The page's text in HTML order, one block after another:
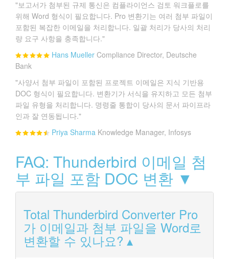
"보고서가 첨부된 규제 통신은 컴플라이언스 검토 워크플로를
위해 Word 형식이 필요합니다. Pro 변환기는 여러 첨부 파일이
포함된 복잡한 이메일을 처리합니다. 일괄 처리가 당사의 처리
량 요구 사항을 충족합니다."
Hans Mueller Compliance Director, Deutsche
Bank
"사양서 첨부 파일이 포함된 프로젝트 이메일은 지식 기반용
DOC 형식이 필요합니다. 변환기가 서식을 유지하고 모든 첨부
파일 유형을 처리합니다. 명령줄 통합이 당사의 문서 파이프라
인과 잘 연동됩니다."
Priya Sharma Knowledge Manager, Infosys
FAQ: Thunderbird 이메일 첨
부 파일 포함 DOC 변환 ▼
Total Thunderbird Converter Pro
가 이메일과 첨부 파일을 Word로
변환할 수 있나요?